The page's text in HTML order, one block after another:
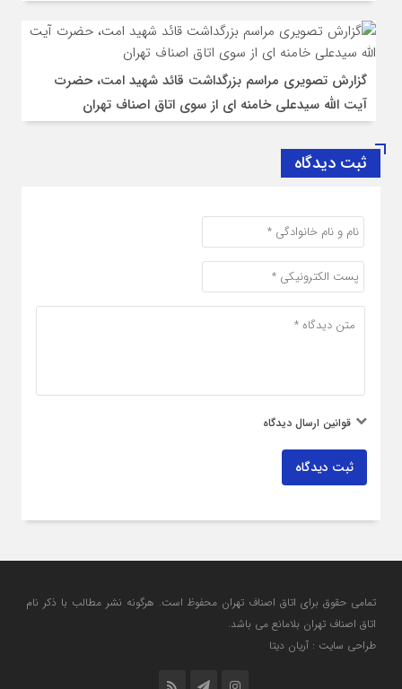
گزارش تصویری مراسم بزرگداشت قائد شهید امت، حضرت
آیت الله سیدعلی خامنه ای از سوی اتاق اصناف تهران
ثبت دیدگاه
قوانین ارسال دیدگاه
ثبت دیدگاه
تمامی حقوق برای اتاق اصناف تهران محفوظ است. هرگونه نشر مطالب با ذكر نام
اتاق اصناف تهران بلامانع مي باشد.
طراحی سایت : آریان دیتا